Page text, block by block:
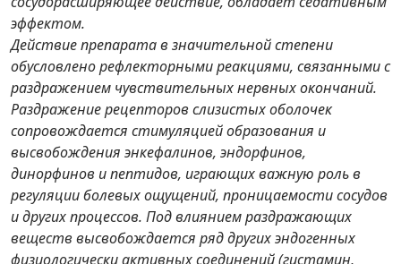
эффектом.
Действие препарата в значительной степени
обусловлено рефлекторными реакциями, связанными с
раздражением чувствительных нервных окончаний.
Раздражение рецепторов слизистых оболочек
сопровождается стимуляцией образования и
высвобождения энкефалинов, эндорфинов,
динорфинов и пептидов, играющих важную роль в
регуляции болевых ощущений, проницаемости сосудов
и других процессов. Под влиянием раздражающих
веществ высвобождается ряд других эндогенных
физиологически активных соединений (гистамин,